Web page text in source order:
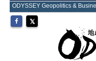
ODYSSEY Geopolitics &